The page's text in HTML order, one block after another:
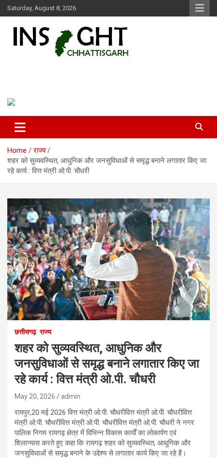
Skip
to
Saturday, August 8, 2026
Home
राज्य
शहर को सुव्यवस्थित, आधुनिक और जनसुविधाओं से समृद्ध बनाने लगातार किए जा
रहे कार्य : वित्त मंत्री ओ.पी. चौधरी
छत्तीसगढ़ राज्य
शहर को सुव्यवस्थित, आधुनिक और
जनसुविधाओं से समृद्ध बनाने लगातार किए जा
रहे कार्य : वित्त मंत्री ओ.पी. चौधरी
May 20, 2026 admin
रायपुर,20 मई 2026 वित्त मंत्री ओ.पी. चौधरीवित्त मंत्री ओ.पी. चौधरीवित्त
मंत्री ओ.पी. चौधरीवित्त मंत्री ओ.पी. चौधरीवित्त मंत्री ओ.पी. चौधरी ने नगर
पालिक निगम रायगढ़ क्षेत्र में विभिन्न विकास कार्यों का लोकार्पण एवं
शिलान्यास करते हुए कहा कि रायगढ़ शहर को सुव्यवस्थित, आधुनिक और
जनसुविधाओं से समृद्ध बनाने के उद्देश्य से लगातार कार्य किए जा रहे हैं।